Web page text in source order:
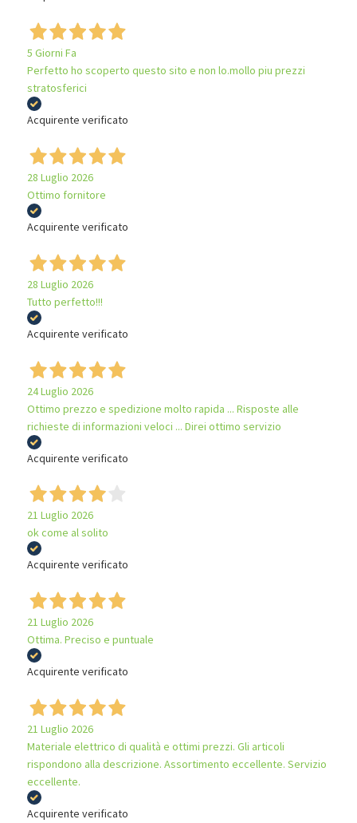
5 Giorni Fa
Perfetto ho scoperto questo sito e non lo.mollo piu prezzi
stratosferici
Acquirente verificato
28 Luglio 2026
Ottimo fornitore
Acquirente verificato
28 Luglio 2026
Tutto perfetto!!!
Acquirente verificato
24 Luglio 2026
Ottimo prezzo e spedizione molto rapida ... Risposte alle
richieste di informazioni veloci ... Direi ottimo servizio
Acquirente verificato
21 Luglio 2026
ok come al solito
Acquirente verificato
21 Luglio 2026
Ottima. Preciso e puntuale
Acquirente verificato
21 Luglio 2026
Materiale elettrico di qualità e ottimi prezzi. Gli articoli
rispondono alla descrizione. Assortimento eccellente. Servizio
eccellente.
Acquirente verificato